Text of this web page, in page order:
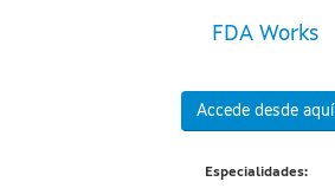
FDA Works
Accede desde aquí
Especialidades: